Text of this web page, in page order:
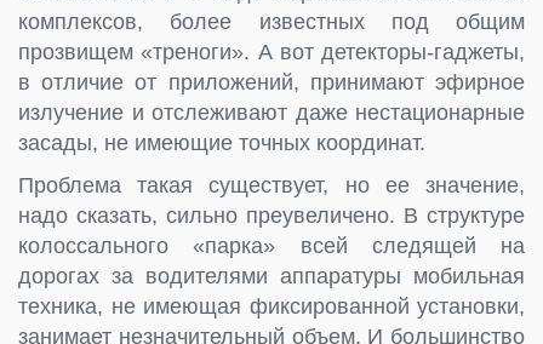
комплексов, более известных под общим
прозвищем «треноги». А вот детекторы-гаджеты,
в отличие от приложений, принимают эфирное
излучение и отслеживают даже нестационарные
засады, не имеющие точных координат.
Проблема такая существует, но ее значение,
надо сказать, сильно преувеличено. В структуре
колоссального «парка» всей следящей на
дорогах за водителями аппаратуры мобильная
техника, не имеющая фиксированной установки,
занимает незначительный объем. И большинство